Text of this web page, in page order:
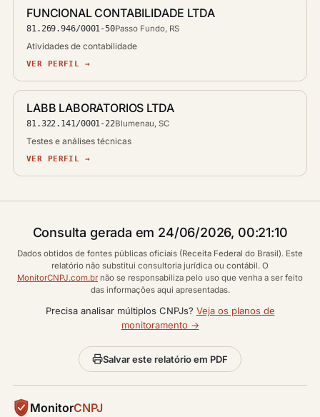
FUNCIONAL CONTABILIDADE LTDA
81.269.946/0001-50Passo Fundo, RS
Atividades de contabilidade
VER PERFIL →
LABB LABORATORIOS LTDA
81.322.141/0001-22Blumenau, SC
Testes e análises técnicas
VER PERFIL →
Consulta gerada em 24/06/2026, 00:21:10
Dados obtidos de fontes públicas oficiais (Receita Federal do Brasil). Este
relatório não substitui consultoria jurídica ou contábil. O
MonitorCNPJ.com.br não se responsabiliza pelo uso que venha a ser feito
das informações aqui apresentadas.
Precisa analisar múltiplos CNPJs? Veja os planos de
monitoramento →
Salvar este relatório em PDF
MonitorCNPJ